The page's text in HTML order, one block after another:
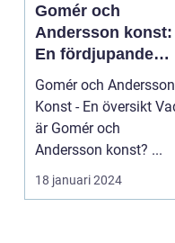
Gomér och
Andersson konst:
En fördjupande
översikt
Gomér och Andersson
Konst - En översikt Vad
är Gomér och
Andersson konst? ...
18 januari 2024